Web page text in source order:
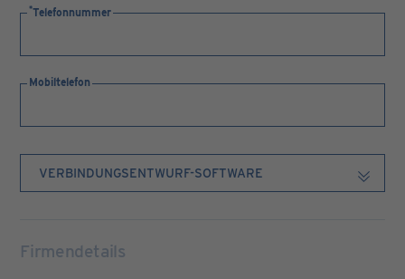
Telefonnummer
Mobiltelefon
Firmendetails